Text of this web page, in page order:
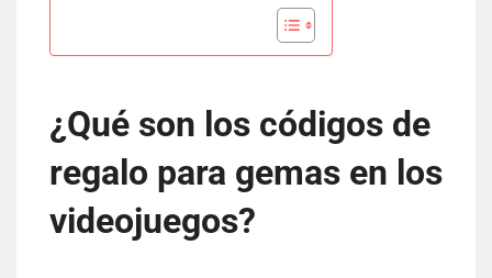
¿Qué son los códigos de
regalo para gemas en los
videojuegos?